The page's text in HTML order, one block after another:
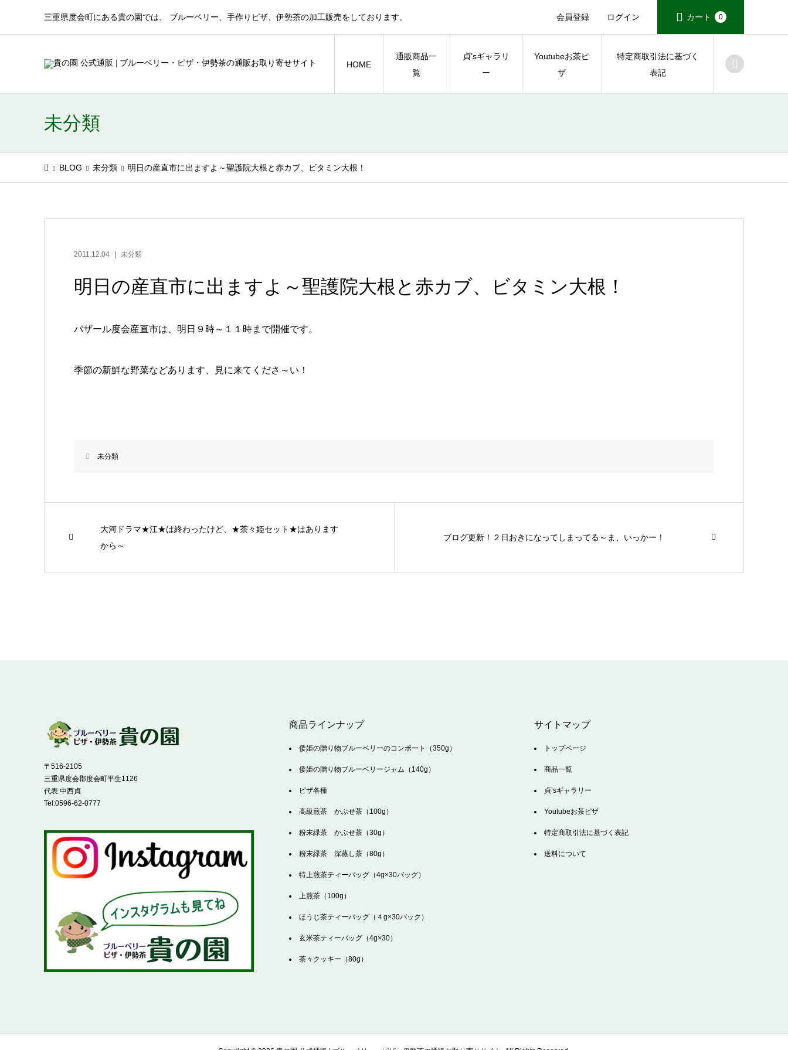
三重県度会町にある貴の園では、 ブルーベリー、手作りピザ、伊勢茶の加工販売をしております。 会員登録 ログイン カート 0
HOME
通販商品一
覧
貞’sギャラリ
ー
Youtubeお茶ピ
ザ
特定商取引法に基づく
表記
未分類
BLOG 未分類 明日の産直市に出ますよ～聖護院大根と赤カブ、ビタミン大根！
2011.12.04 未分類
明日の産直市に出ますよ～聖護院大根と赤カブ、ビタミン大根！
バザール度会産直市は、明日９時～１１時まで開催です。
季節の新鮮な野菜などあります、見に来てくださ～い！
未分類
大河ドラマ★江★は終わったけど、★茶々姫セット★はあります
から～
ブログ更新！２日おきになってしまってる～ま、いっかー！
〒516-2105
三重県度会郡度会町平生1126
代表 中西貞
Tel:0596-62-0777
商品ラインナップ
倭姫の贈り物ブルーベリーのコンポート（350g）
倭姫の贈り物ブルーベリージャム（140g）
ピザ各種
高級煎茶 かぶせ茶（100g）
粉末緑茶 かぶせ茶（30g）
粉末緑茶 深蒸し茶（80g）
特上煎茶ティーバッグ（4g×30バッグ）
上煎茶（100g）
ほうじ茶ティーバッグ（４g×30バック）
玄米茶ティーバッグ（4g×30）
茶々クッキー（80g）
サイトマップ
トップページ
商品一覧
貞’sギャラリー
Youtubeお茶ピザ
特定商取引法に基づく表記
送料について